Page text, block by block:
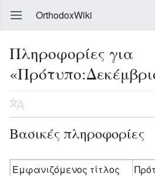
OrthodoxWiki
Πληροφορίες για
Βασικές πληροφορίες
Εμφανιζόμενος τίτλος